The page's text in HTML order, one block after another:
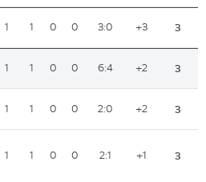
1 1 0 0 3:0 +3 3
1 1 0 0 6:4 +2 3
1 1 0 0 2:0 +2 3
1 1 0 0 2:1 +1 3